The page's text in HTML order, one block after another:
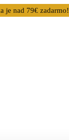
je nad 79€ zadarmo!